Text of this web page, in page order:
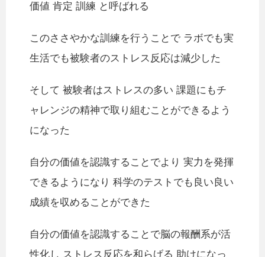
価値 肯定 訓練 と呼ばれる
このささやかな訓練を行うことで ラボでも実
生活でも被験者のストレス反応は減少した
そして 被験者はストレスの多い 課題にもチ
ャレンジの精神で取り組むことができるよう
になった
自分の価値を認識することでより 実力を発揮
できるようになり 科学のテストでも良い良い
成績を収めることができた
自分の価値を認識することで脳の報酬系が活
性化し ストレス反応を和らげる 助けになっ